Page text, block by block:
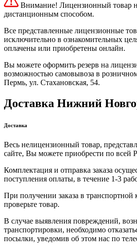
Внимание! Лицензионный товар
дистанционным способом.
Все представленные лицензионные
исключительно в ознакомительных
оплачены или приобретены онлайн.
Вы можете оформить резерв на
возможностью самовывоза в
Пермь, ул. Стахановская, 54.
Доставка Нижний
Доставка
Весь нелицензионный товар,
сайте, Вы можете приобрести по всей
Комплектация и отправка заказа
поступления оплаты, в течение 1-3
При получении заказа в транспортной
проверьте товар.
В случае выявления повреждений,
транспортировки, необходимо
посылки, уведомив об этом нас по